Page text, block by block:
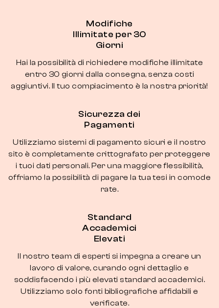
Modifiche
Illimitate per 30
Giorni
Hai la possibilità di richiedere modifiche illimitate
entro 30 giorni dalla consegna, senza costi
aggiuntivi. Il tuo compiacimento è la nostra priorità!
Sicurezza dei
Pagamenti
Utilizziamo sistemi di pagamento sicuri e il nostro
sito è completamente crittografato per proteggere
i tuoi dati personali. Per una maggiore flessibilità,
offriamo la possibilità di pagare la tua tesi in comode
rate.
Standard
Accademici
Elevati
Il nostro team di esperti si impegna a creare un
lavoro di valore, curando ogni dettaglio e
soddisfacendo i più elevati standard accademici.
Utilizziamo solo fonti bibliografiche affidabili e
verificate.